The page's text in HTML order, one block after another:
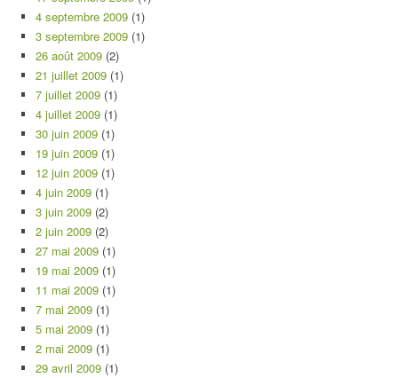
4 septembre 2009 (1)
3 septembre 2009 (1)
26 août 2009 (2)
21 juillet 2009 (1)
7 juillet 2009 (1)
4 juillet 2009 (1)
30 juin 2009 (1)
19 juin 2009 (1)
12 juin 2009 (1)
4 juin 2009 (1)
3 juin 2009 (2)
2 juin 2009 (2)
27 mai 2009 (1)
19 mai 2009 (1)
11 mai 2009 (1)
7 mai 2009 (1)
5 mai 2009 (1)
2 mai 2009 (1)
29 avril 2009 (1)